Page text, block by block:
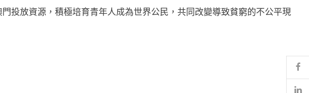
投放資源，積極培育青年人成為世界公民，共同改變導致貧窮的不公平現